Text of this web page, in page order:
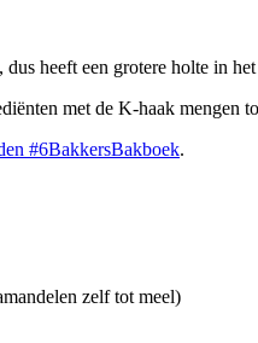
heeft een grotere holte in
met de K-haak mengen
#6BakkersBakboek.
zelf tot meel)